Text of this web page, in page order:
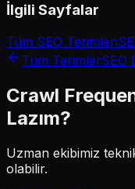
İlgili Sayfalar
Tüm SEO Terimleri
Tüm TerimlerSEO
Crawl
Lazım?
Uzman ekibimiz
olabilir.